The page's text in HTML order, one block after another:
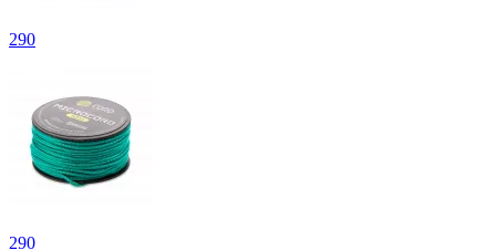
290
290